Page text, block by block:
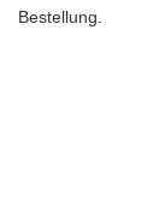
Bestellung.